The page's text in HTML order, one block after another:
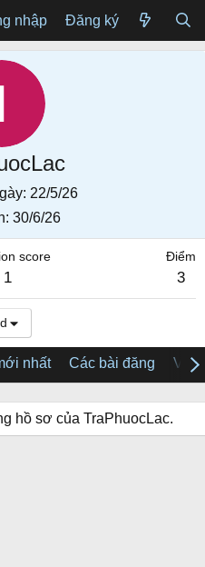
nhập Đăng ký
22/5/26
30/6/26
score
1
Điểm
3
nhất Các bài đăng Về
hồ sơ của TraPhuocLac.